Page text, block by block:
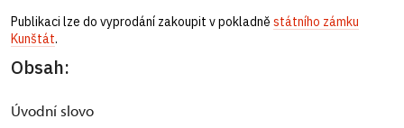
Publikaci lze do vyprodání zakoupit v pokladně státního zámku
Kunštát.
Obsah:
Úvodní slovo